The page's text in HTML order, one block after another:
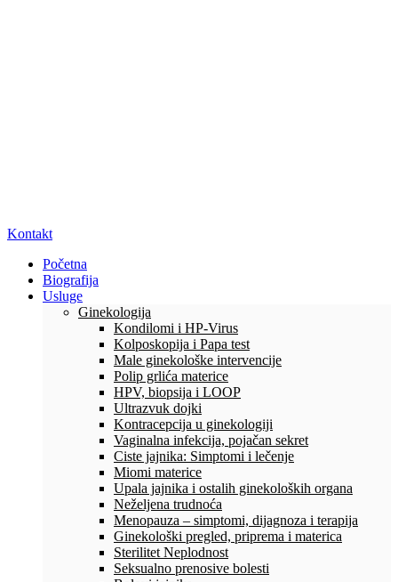
Kontakt
Početna
Biografija
Usluge
Ginekologija
Kondilomi i HP-Virus
Kolposkopija i Papa test
Male ginekološke intervencije
Polip grlića materice
HPV, biopsija i LOOP
Ultrazvuk dojki
Kontracepcija u ginekologiji
Vaginalna infekcija, pojačan sekret
Ciste jajnika: Simptomi i lečenje
Miomi materice
Upala jajnika i ostalih ginekoloških organa
Neželjena trudnoća
Menopauza – simptomi, dijagnoza i terapija
Ginekološki pregled, priprema i materica
Sterilitet Neplodnost
Seksualno prenosive bolesti